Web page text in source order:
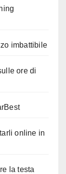
imbattibile
ore di
online in
la testa